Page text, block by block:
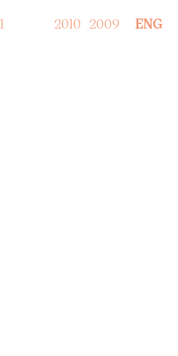
2010 2009 ENG